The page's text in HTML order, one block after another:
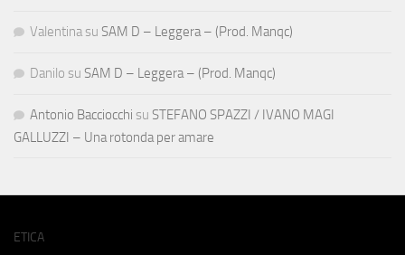
Valentina su SAM D – Leggera – (Prod. Manqc)
Danilo su SAM D – Leggera – (Prod. Manqc)
Antonio Bacciocchi su STEFANO SPAZZI / IVANO MAGI
GALLUZZI – Una rotonda per amare
ETICA